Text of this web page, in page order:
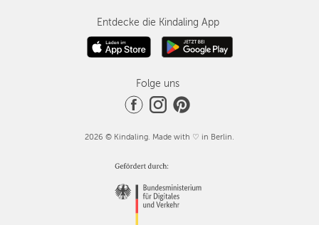
Entdecke die Kindaling App
Folge uns
2026 © Kindaling. Made with ♡ in Berlin.